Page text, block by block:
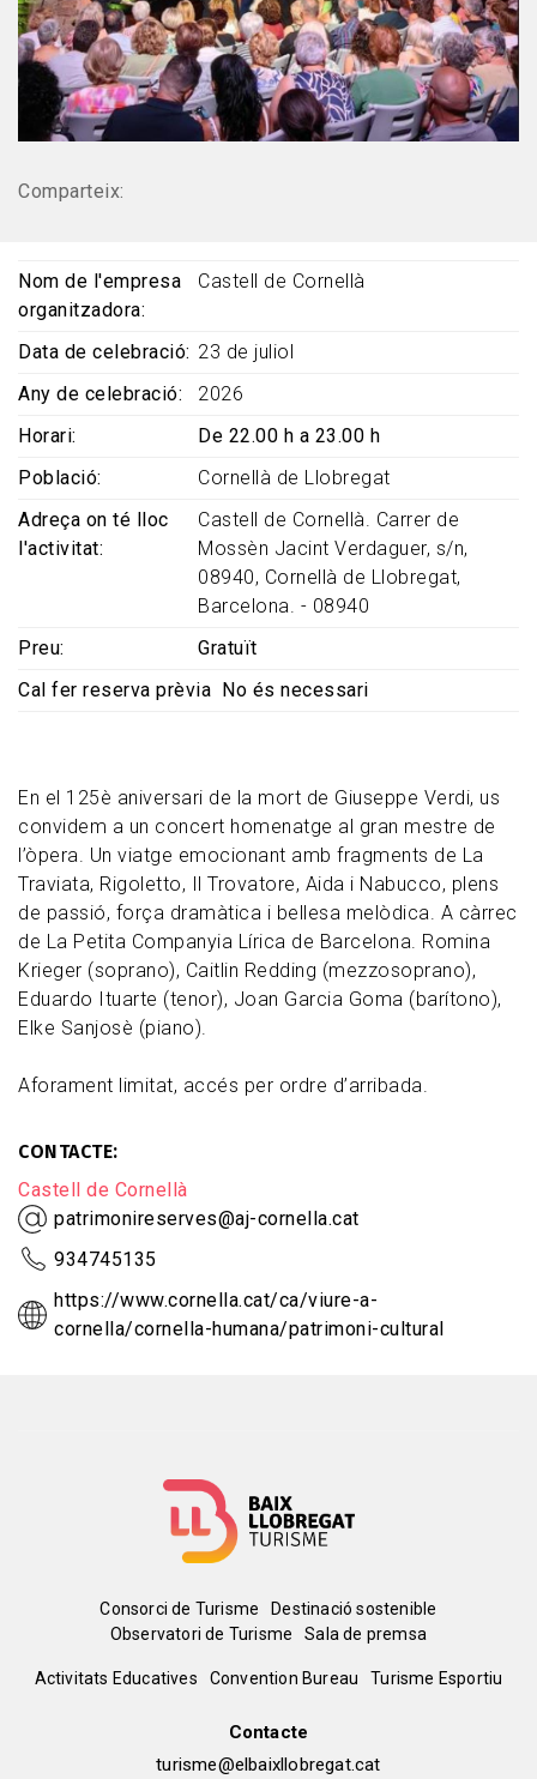
Comparteix:
En el 125è aniversari de la mort de Giuseppe Verdi, us
convidem a un concert homenatge al gran mestre de
l’òpera. Un viatge emocionant amb fragments de La
Traviata, Rigoletto, Il Trovatore, Aida i Nabucco, plens
de passió, força dramàtica i bellesa melòdica. A càrrec
de La Petita Companyia Lírica de Barcelona. Romina
Krieger (soprano), Caitlin Redding (mezzosoprano),
Eduardo Ituarte (tenor), Joan Garcia Goma (barítono),
Elke Sanjosè (piano).
Aforament limitat, accés per ordre d’arribada.
CONTACTE
Castell de Cornellà
patrimonireserves@aj-cornella.cat
934745135
https://www.cornella.cat/ca/viure-a-
cornella/cornella-humana/patrimoni-cultural
Nom de l'empresa
organitzadora
Castell de Cornellà
Data de celebració 23 de juliol
Any de celebració
2026
Horari
De 22.00 h a 23.00 h
Població
Cornellà de Llobregat
Adreça on té lloc
l'activitat
Castell de Cornellà. Carrer de
Mossèn Jacint Verdaguer, s/n,
08940, Cornellà de Llobregat,
Barcelona. - 08940
Preu
Gratuït
Cal fer reserva prèvia
No és necessari
Menú
del
Consorci de Turisme
Destinació sostenible
Observatori de Turisme
Sala de premsa
Peu
Activitats Educatives Convention Bureau Turisme Esportiu
Contacte
turisme@elbaixllobregat.cat